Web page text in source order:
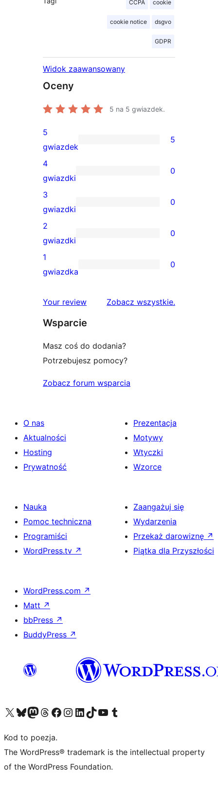
CCPA cookie
cookie notice dsgvo
GDPR
Widok zaawansowany
Oceny
5 na 5 gwiazdek.
5
recenzji
5-
gwiazdkowych
5
gwiazdek
5
0
recenzji
4-
gwiazdkowych
4
gwiazdki
0
0
recenzji
3-
gwiazdkowych
3
gwiazdki
0
0
recenzji
2-
2
gwiazdki
0
0
1-
1
gwiazdka
0
Your review Zobacz wszystkierecenzje
.
Wsparcie
Masz coś do dodania?
Potrzebujesz pomocy?
Zobacz forum wsparcia
O nas
Aktualności
Hosting
Prywatność
Prezentacja
Motywy
Wtyczki
Wzorce
Nauka
Pomoc techniczna
Programiści
WordPress.tv ↗
Zaangażuj się
Wydarzenia
Przekaż darowiznę ↗
Piątka dla Przyszłości
WordPress.com ↗
Matt ↗
bbPress ↗
BuddyPress ↗
Odwiedź nasze konto X (dawniej Twitter)
Odwiedź nasze konto Bluesky
Odwiedź nasze konto na Mastodoncie
Odwiedź naszego Threadsa
Odwiedź naszego Facebooka
Odwiedź nasze konto na Instagramie
Odwiedź nasze konto na LinkedIn
Odwiedź naszego TikToka
Odwiedź nasz kanał YouTube
Odwiedź naszego Tumblra
Kod to poezja.
The WordPress® trademark is the intellectual property
of the WordPress Foundation.